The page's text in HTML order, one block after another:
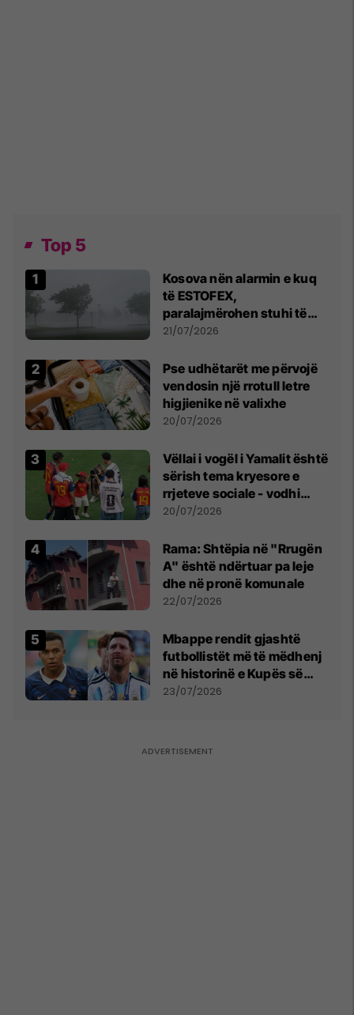
Top 5
Kosova nën alarmin e kuq
të ESTOFEX,
paralajmërohen stuhi të
fuqishme me breshër dhe
21/07/2026
Pse udhëtarët me përvojë
vendosin një rrotull letre
higjienike në valixhe
20/07/2026
Vëllai i vogël i Yamalit është
sërish tema kryesore e
rrjeteve sociale - vodhi
vëmendjen pas finales së
20/07/2026
Rama: Shtëpia në "Rrugën
A" është ndërtuar pa leje
dhe në pronë komunale
22/07/2026
Mbappe rendit gjashtë
futbollistët më të mëdhenj
në historinë e Kupës së
Botës, Messi mbetet i dyti
23/07/2026